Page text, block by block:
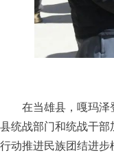
在当雄县，嘎玛泽登
县统战部门和统战干
行动推进民族团结进